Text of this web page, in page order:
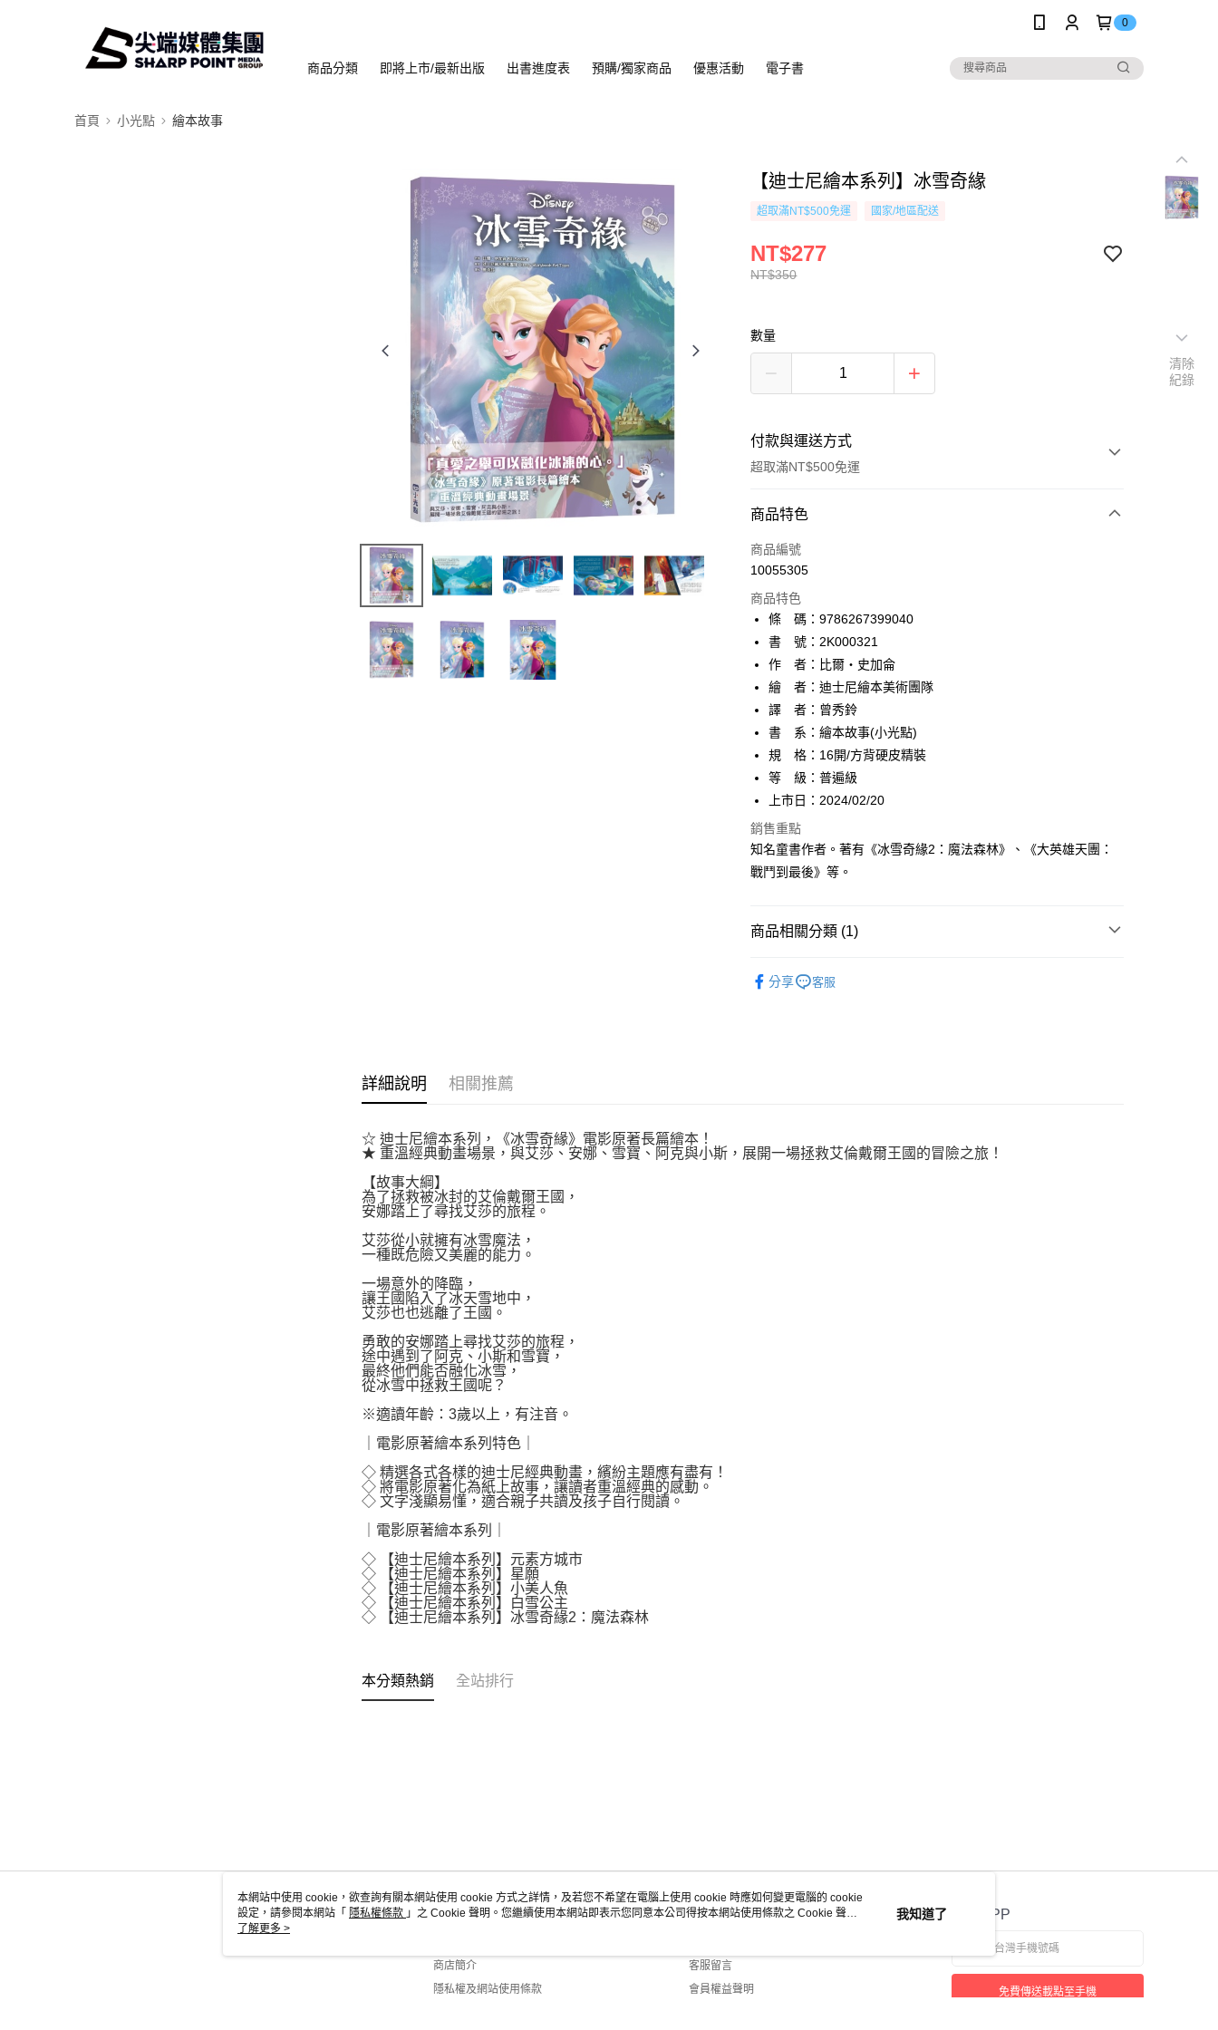
0
商品分類 即將上市/最新出版 出書進度表 預購/獨家商品 優惠活動 電子書
首頁 小光點 繪本故事
【迪士尼繪本系列】冰雪奇緣
超取滿NT$500免運 國家/地區配送
NT$350
NT$277
數量
付款與運送方式
超取滿NT$500免運
付款方式
信用卡一次付款
AFTEE先享後付
相關說明
AFTEE先享後付是「在收到商品之後才付款」的支付方式。 讓您購物簡單
便利好安心！
１．簡單：不需註冊會員、不需綁卡、不需儲值。
２．便利：只要手機號碼，簡訊認證，即可結帳。
３．安心：先確認商品／服務後，再付款。
１．於結帳方式選擇「AFTEE先享後付」後，將跳轉至「AFTEE先享後
付」結帳頁面，進行簡訊認證並確認金額後，即可完成結帳。
３．收到繳費通知簡訊後14天內，點擊此簡訊中的連結，可透過四大超商
／ATM／網路銀行／等多元方式進行付款，方視為交易完成。
※ 請注意：結帳手續完成當下不需立刻繳費，但若您需要取消訂單，請聯
絡購買商品的店家。未經商家同意取消之訂單仍視為有效，需透過AFTEE
是否繳費成功／繳費後需取消欲退款等相關疑問，請聯繫「AFTEE先享後
【注意事項】
結果請求用戶進行身份認證。
ATM付款
運送方式
全家取貨付款
每筆NT$80，滿NT$500(含以上)免運費
每筆NT$80，滿NT$500(含以上)免運費
萊爾富取貨付款
付款後萊爾富取貨
7-11取貨付款
國家/地區配送
商品特色
商品編號
10055305
商品特色
條 碼：9786267399040
書 號：2K000321
作 者：比爾・史加侖
繪 者：迪士尼繪本美術團隊
譯 者：曾秀鈴
書 系：繪本故事(小光點)
規 格：16開/方背硬皮精裝
等 級：普遍級
上市日：2024/02/20
銷售重點
知名童書作者。著有《冰雪奇緣2：魔法森林》、《大英雄天團：
戰鬥到最後》等。
商品相關分類 (1)
分享
客服
詳細說明 相關推薦
☆ 迪士尼繪本系列，《冰雪奇緣》電影原著長篇繪本！
★ 重溫經典動畫場景，與艾莎、安娜、雪寶、阿克與小斯，展開一場拯救艾倫戴爾王國的冒險之旅！
【故事大綱】
為了拯救被冰封的艾倫戴爾王國，
安娜踏上了尋找艾莎的旅程。
艾莎從小就擁有冰雪魔法，
一種既危險又美麗的能力。
一場意外的降臨，
讓王國陷入了冰天雪地中，
艾莎也也逃離了王國。
勇敢的安娜踏上尋找艾莎的旅程，
途中遇到了阿克、小斯和雪寶，
最終他們能否融化冰雪，
從冰雪中拯救王國呢？
※適讀年齡：3歲以上，有注音。
｜電影原著繪本系列特色｜
◇ 精選各式各樣的迪士尼經典動畫，繽紛主題應有盡有！
◇ 將電影原著化為紙上故事，讓讀者重溫經典的感動。
◇ 文字淺顯易懂，適合親子共讀及孩子自行閱讀。
｜電影原著繪本系列｜
◇ 【迪士尼繪本系列】元素方城市
◇ 【迪士尼繪本系列】星願
◇ 【迪士尼繪本系列】小美人魚
◇ 【迪士尼繪本系列】白雪公主
◇ 【迪士尼繪本系列】冰雪奇緣2：魔法森林
本分類熱銷 全站排行
關於我們
商店簡介
隱私權及網站使用條款
客服資訊
客服留言
會員權益聲明
官方APP
免費傳送載點至手機
清除
紀錄
本網站中使用 cookie，欲查詢有關本網站使用 cookie 方式之詳情，及若您不希望在電腦上使用 cookie 時應如何變更電腦的 cookie
設定，請參閱本網站「 隱私權條款 」之 Cookie 聲明。您繼續使用本網站即表示您同意本公司得按本網站使用條款之 Cookie 聲明
使用 cookie。
了解更多 >
我知道了